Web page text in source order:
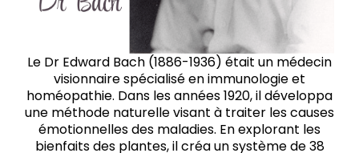
Le Dr Edward Bach (1886-1936) était un médecin
visionnaire spécialisé en immunologie et
homéopathie. Dans les années 1920, il développa
une méthode naturelle visant à traiter les causes
émotionnelles des maladies. En explorant les
bienfaits des plantes, il créa un système de 38